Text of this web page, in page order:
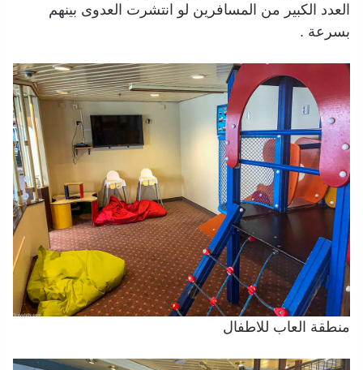
العدد الكبير من المسافرين لو انتشرت العدوى بينهم
بسرعة .
منطقة العاب للاطفال